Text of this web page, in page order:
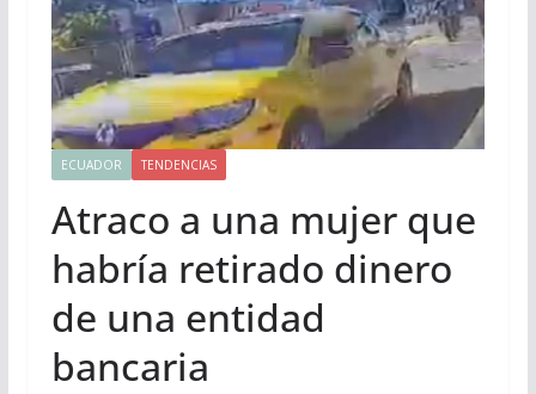
ECUADOR TENDENCIAS
Atraco a una mujer que
habría retirado dinero
de una entidad
bancaria